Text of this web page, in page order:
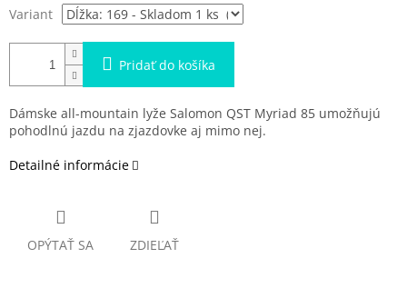
Variant
Pridať do košíka
Dámske all-mountain lyže Salomon QST Myriad 85 umožňujú
pohodlnú jazdu na zjazdovke aj mimo nej.
Detailné informácie
OPÝTAŤ SA ZDIEĽAŤ